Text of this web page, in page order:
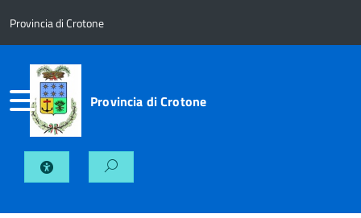
Provincia di Crotone
Provincia di Crotone